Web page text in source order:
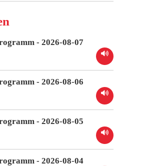
- 2026-08-07
- 2026-08-06
- 2026-08-05
- 2026-08-04